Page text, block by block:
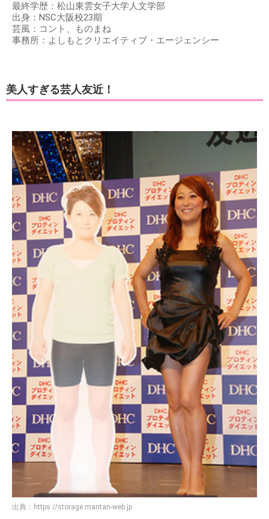
最終学歴：松山東雲女子大学人文学部
出身：NSC大阪校23期
芸風：コント、ものまね
事務所：よしもとクリエイティブ・エージェンシー
美人すぎる芸人友近！
出典： https://storage.mantan-web.jp